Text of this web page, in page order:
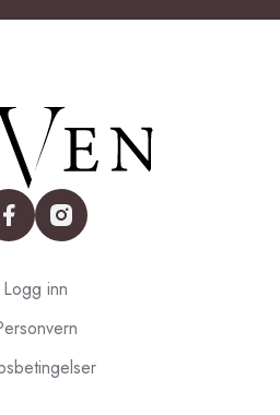
facebookinstagram
Logg inn